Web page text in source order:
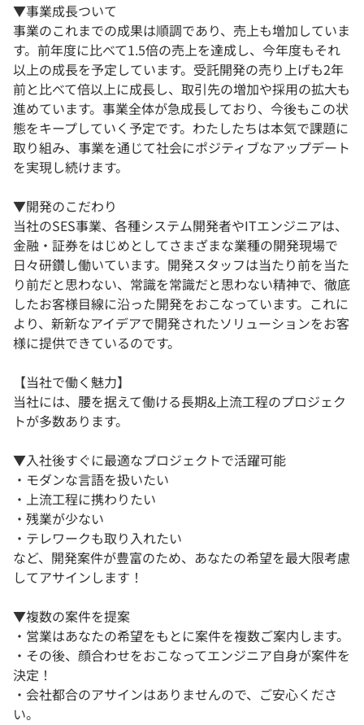
▼事業成長ついて
事業のこれまでの成果は順調であり、売上も増加していま
す。前年度に比べて1.5倍の売上を達成し、今年度もそれ
以上の成長を予定しています。受託開発の売り上げも2年
前と比べて倍以上に成長し、取引先の増加や採用の拡大も
進めています。事業全体が急成長しており、今後もこの状
態をキープしていく予定です。わたしたちは本気で課題に
取り組み、事業を通じて社会にポジティブなアップデート
を実現し続けます。
▼開発のこだわり
当社のSES事業、各種システム開発者やITエンジニアは、
金融・証券をはじめとしてさまざまな業種の開発現場で
日々研鑽し働いています。開発スタッフは当たり前を当た
り前だと思わない、常識を常識だと思わない精神で、徹底
したお客様目線に沿った開発をおこなっています。これに
より、新新なアイデアで開発されたソリューションをお客
様に提供できているのです。
【当社で働く魅力】
当社には、腰を据えて働ける長期&上流工程のプロジェク
トが多数あります。
▼入社後すぐに最適なプロジェクトで活躍可能
・モダンな言語を扱いたい
・上流工程に携わりたい
・残業が少ない
・テレワークも取り入れたい
など、開発案件が豊富のため、あなたの希望を最大限考慮
してアサインします！
▼複数の案件を提案
・営業はあなたの希望をもとに案件を複数ご案内します。
・その後、顔合わせをおこなってエンジニア自身が案件を
決定！
・会社都合のアサインはありませんので、ご安心くださ
い。